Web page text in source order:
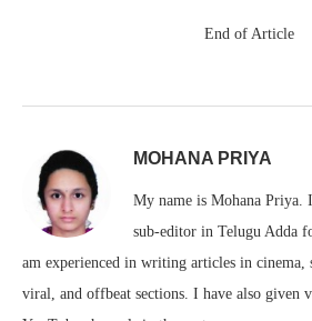
End of Article
MOHANA PRIYA
My name is Mohana Priya.
sub-editor in Telugu Adda
am experienced in writing articles in cinema,
viral, and offbeat sections. I have also given